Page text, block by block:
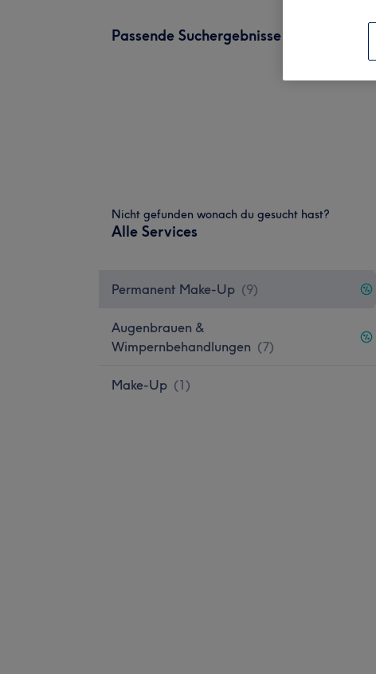
Passende Suchergebnisse
Nicht gefunden wonach du gesucht hast?
Alle Services
Permanent Make-Up (9)
Augenbrauen &
Wimpernbehandlungen (7)
Make-Up (1)